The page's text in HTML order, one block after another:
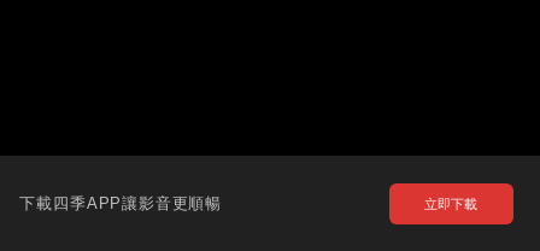
下載四季APP讓影音更順暢 立即下載